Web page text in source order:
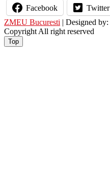
Facebook
Twitter
ZMEU Bucuresti | Designed by:
Copyright All right reserved
Top